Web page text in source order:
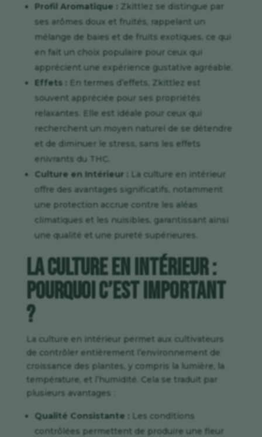
Profil Aromatique : Zkittlez se distingue par
ses arômes doux et fruités, rappelant un
mélange de baies et de fruits exotiques, ce qui
en fait un choix populaire pour ceux qui
apprécient une expérience gustative agréable.
Effets : En termes d’effets, Zkittlez est
souvent appréciée pour ses propriétés
relaxantes. Elle est idéale pour ceux qui
recherchent un moyen naturel de se détendre
et de diminuer le stress, sans les effets
enivrants du THC.
Culture en Intérieur : La culture en intérieur
offre des avantages significatifs, notamment
une protection accrue contre les aléas
climatiques et les nuisibles, garantissant ainsi
une qualité et une pureté supérieures.
La Culture en Intérieur :
Pourquoi C’est Important
?
La culture en intérieur permet aux cultivateurs
de contrôler entièrement l’environnement de
croissance des plantes, y compris la lumière, la
température, et l’humidité. Cela se traduit par
plusieurs avantages :
Qualité Consistante : Les conditions
contrôlées permettent de produire une fleur